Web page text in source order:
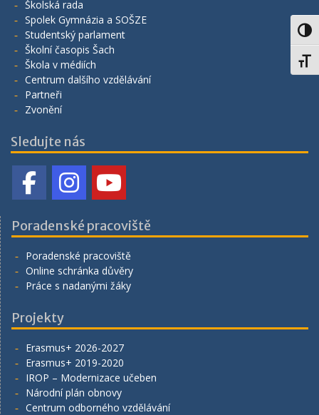
Školská rada
Spolek Gymnázia a SOŠZE
Studentský parlament
Školní časopis Šach
Škola v médiích
Centrum dalšího vzdělávání
Partneři
Zvonění
Sledujte nás
Poradenské pracoviště
Poradenské pracoviště
Online schránka důvěry
Práce s nadanými žáky
Projekty
Erasmus+ 2026-2027
Erasmus+ 2019-2020
IROP – Modernizace učeben
Národní plán obnovy
Centrum odborného vzdělávání